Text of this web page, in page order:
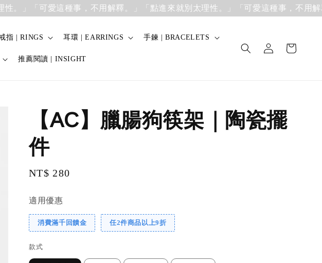
「可愛這種事，不用解釋。」「點進來就別太理性。」「可愛這種事，不用解釋。
指 | RINGS 耳環 | EARRINGS 手鍊 | BRACELETS
推薦閱讀 | INSIGHT
【AC】臘腸狗筷架｜陶瓷擺
件
Regular
NT$ 280
適用優惠
消費滿千回饋金 任2件商品以上9折
款式